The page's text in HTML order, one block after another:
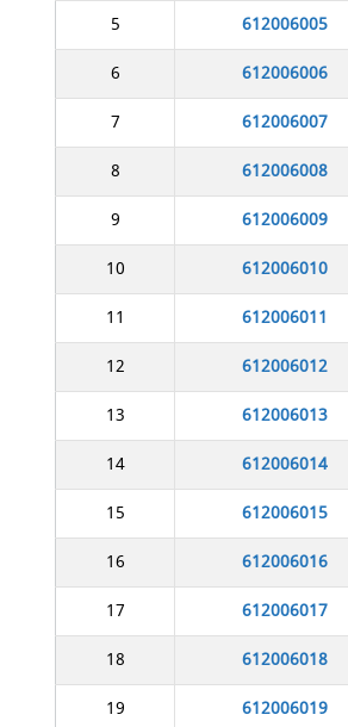
5
612006005
6
612006006
7
612006007
8
612006008
9
612006009
10
612006010
11
612006011
12
612006012
13
612006013
14
612006014
15
612006015
16
612006016
17
612006017
18
612006018
19
612006019